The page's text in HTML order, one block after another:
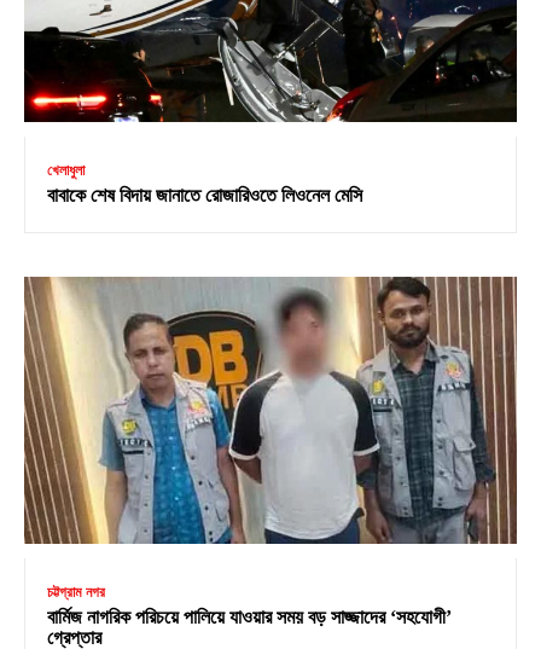
খেলাধুলা
বাবাকে শেষ বিদায় জানাতে রোজারিওতে লিওনেল মেসি
চট্টগ্রাম নগর
বার্মিজ নাগরিক পরিচয়ে পালিয়ে যাওয়ার সময় বড় সাজ্জাদের ‘সহযোগী’
গ্রেপ্তার